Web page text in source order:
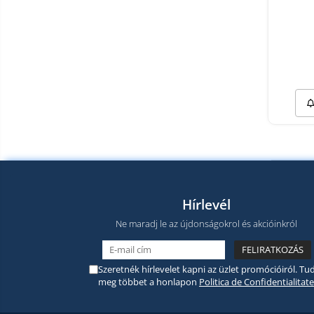
Hírlevél
Ne maradj le az újdonságokrol és akcióinkról
Szeretnék hírlevelet kapni az üzlet promócióiról.
meg többet a honlapon Politica de Confidentialitate